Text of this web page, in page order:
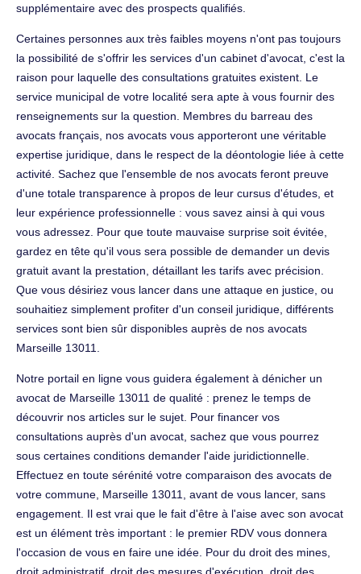
supplémentaire avec des prospects qualifiés.
Certaines personnes aux très faibles moyens n'ont pas toujours
la possibilité de s'offrir les services d'un cabinet d'avocat, c'est la
raison pour laquelle des consultations gratuites existent. Le
service municipal de votre localité sera apte à vous fournir des
renseignements sur la question. Membres du barreau des
avocats français, nos avocats vous apporteront une véritable
expertise juridique, dans le respect de la déontologie liée à cette
activité. Sachez que l'ensemble de nos avocats feront preuve
d'une totale transparence à propos de leur cursus d'études, et
leur expérience professionnelle : vous savez ainsi à qui vous
vous adressez. Pour que toute mauvaise surprise soit évitée,
gardez en tête qu'il vous sera possible de demander un devis
gratuit avant la prestation, détaillant les tarifs avec précision.
Que vous désiriez vous lancer dans une attaque en justice, ou
souhaitiez simplement profiter d'un conseil juridique, différents
services sont bien sûr disponibles auprès de nos avocats
Marseille 13011.
Notre portail en ligne vous guidera également à dénicher un
avocat de Marseille 13011 de qualité : prenez le temps de
découvrir nos articles sur le sujet. Pour financer vos
consultations auprès d'un avocat, sachez que vous pourrez
sous certaines conditions demander l'aide juridictionnelle.
Effectuez en toute sérénité votre comparaison des avocats de
votre commune, Marseille 13011, avant de vous lancer, sans
engagement. Il est vrai que le fait d'être à l'aise avec son avocat
est un élément très important : le premier RDV vous donnera
l'occasion de vous en faire une idée. Pour du droit des mines,